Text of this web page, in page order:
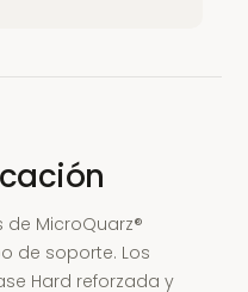
MicroQuarz®
de soporte. Los
Hard reforzada y